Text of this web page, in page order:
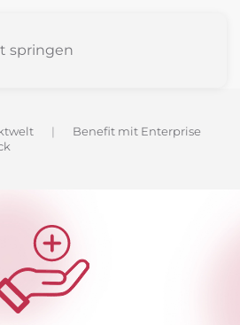
springen
Benefit mit Enterprise